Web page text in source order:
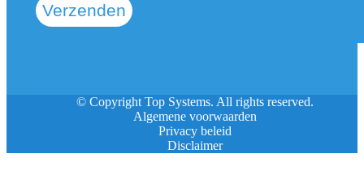
Verzenden
© Copyright Top Systems. All rights reserved.
Algemene voorwaarden
Privacy beleid
Disclaimer